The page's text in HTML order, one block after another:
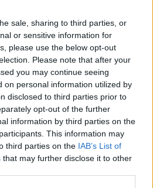
sale, sharing to third parties, or
or sensitive information for
please use the below opt-out
Please note that after your
you may continue seeing
on personal information utilized by
disclosed to third parties prior to
opt-out of the further
information by third parties on the
This information may
third parties on the IAB’s List of
that may further disclose it to other
profil
svou identitu ověřovací
profilů nelze zaručit, že fotografie a
skutečné osobě.
Věk: 52
Kontakt
uživateli vzkaz
o profilu a chatu